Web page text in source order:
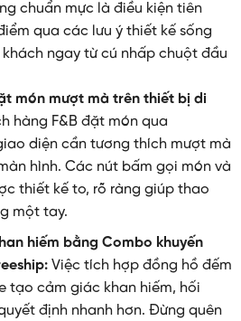
chuẩn mực là điều kiện tiên
qua các lưu ý thiết kế sống
ngay từ cú nhấp chuột đầu
món mượt mà trên thiết bị di
hàng F&B đặt món qua
diện cần tương thích mượt mà
hình. Các nút bấm gọi món và
thiết kế to, rõ ràng giúp thao
một tay.
hiếm bằng Combo khuyến
Việc tích hợp đồng hồ đếm
tạo cảm giác khan hiếm, hối
định nhanh hơn. Đừng quên